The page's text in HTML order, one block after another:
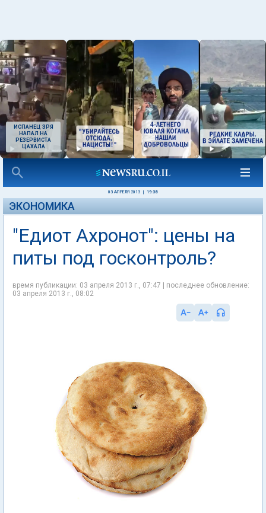
ИСПАНЕЦ ЗРЯ
НАПАЛ НА
РЕЗЕРВИСТА
ЦАХАЛА
03 АПРЕЛЯ 2013 19:38
ЭКОНОМИКА
"Едиот Ахронот": цены на
питы под госконтроль?
время публикации: 03 апреля 2013 г., 07:47 | последнее обновление:
03 апреля 2013 г., 08:02